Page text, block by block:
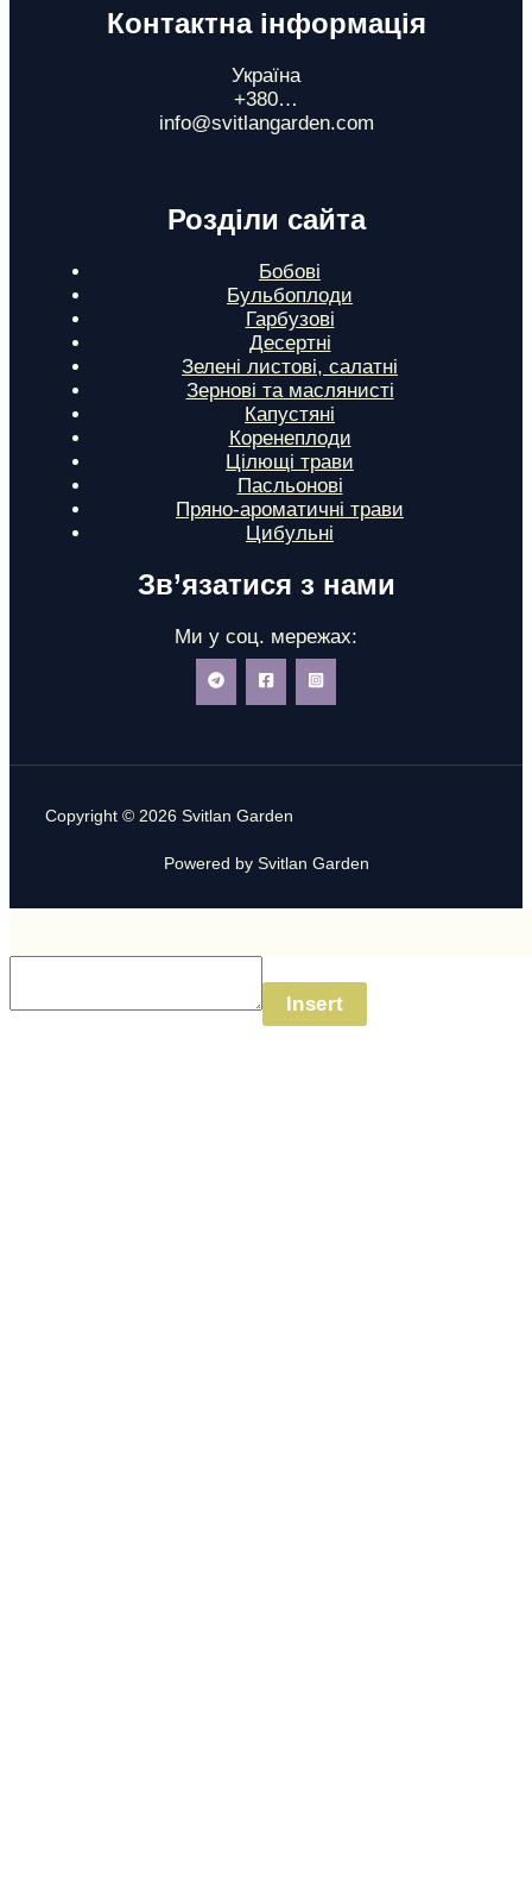
Контактна інформація
Україна
+380…
info@svitlangarden.com
Розділи сайта
Бобові
Бульбоплоди
Гарбузові
Десертні
Зелені листові, салатні
Зернові та маслянисті
Капустяні
Коренеплоди
Цілющі трави
Пасльонові
Пряно-ароматичні трави
Цибульні
Зв’язатися з нами
Ми у соц. мережах:
Copyright © 2026 Svitlan Garden
Powered by Svitlan Garden
Insert